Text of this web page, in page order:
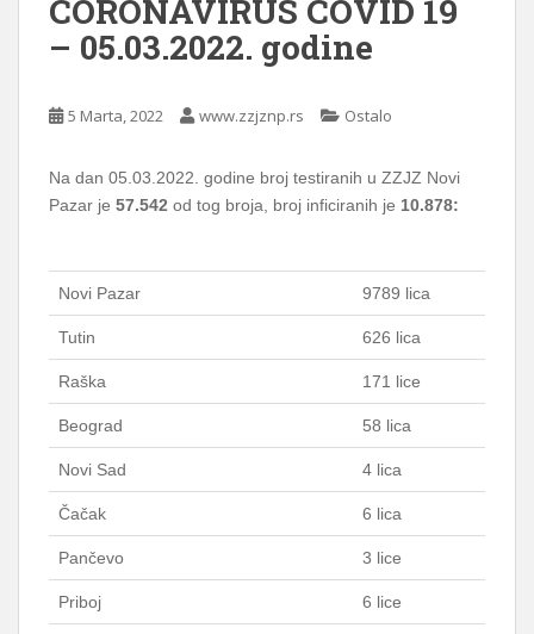
CORONAVIRUS COVID 19
– 05.03.2022. godine
5 Marta, 2022 www.zzjznp.rs Ostalo
Na dan 05.03.2022. godine broj testiranih u ZZJZ Novi
Pazar je 57.542 od tog broja, broj inficiranih je 10.878:
Novi Pazar 9789 lica
Tutin 626 lica
Raška 171 lice
Beograd 58 lica
Novi Sad 4 lica
Čačak 6 lica
Pančevo 3 lice
Priboj 6 lice